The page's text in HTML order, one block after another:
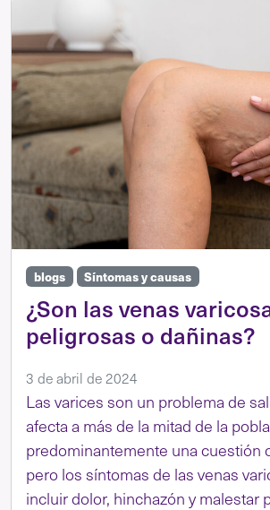
blogs Síntomas y causas
¿Son las venas
peligrosas o dañinas?
3 de abril de 2024
Las varices son un problema de
afecta a más de la mitad de la
predominantemente una cuestión
pero los síntomas de las venas
incluir dolor, hinchazón y malestar